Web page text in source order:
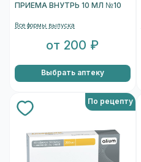
ПРИЕМА ВНУТРЬ 10 МЛ №10
Все формы выпуска
от 200 ₽
Выбрать аптеку
По рецепту